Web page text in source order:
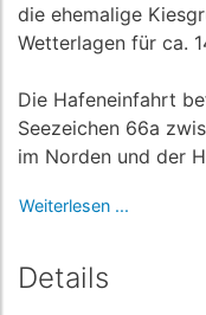
die ehemalige
Wetterlagen für ca.
Die Hafeneinfahrt
Seezeichen 66a
im Norden und der
Weiterlesen ...
Details